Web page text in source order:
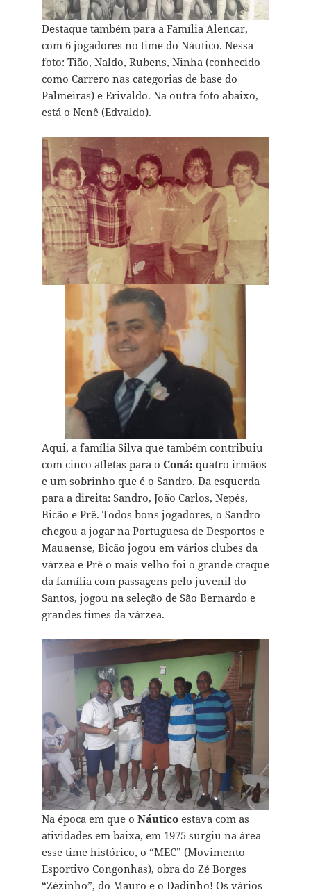
Destaque também para a Família Alencar,
com 6 jogadores no time do Náutico. Nessa
foto: Tião, Naldo, Rubens, Ninha (conhecido
como Carrero nas categorias de base do
Palmeiras) e Erivaldo. Na outra foto abaixo,
está o Nenê (Edvaldo).
Aqui, a família Silva que também contribuiu
com cinco atletas para o Coná: quatro irmãos
e um sobrinho que é o Sandro. Da esquerda
para a direita: Sandro, João Carlos, Nepês,
Bicão e Prê. Todos bons jogadores, o Sandro
chegou a jogar na Portuguesa de Desportos e
Mauaense, Bicão jogou em vários clubes da
várzea e Prê o mais velho foi o grande craque
da família com passagens pelo juvenil do
Santos, jogou na seleção de São Bernardo e
grandes times da várzea.
Na época em que o Náuticoestava com as
atividades em baixa, em 1975 surgiu na área
esse time histórico, o “MEC” (Movimento
Esportivo Congonhas), obra do Zé Borges
“Zézinho”, do Mauro e o Dadinho! Os vários